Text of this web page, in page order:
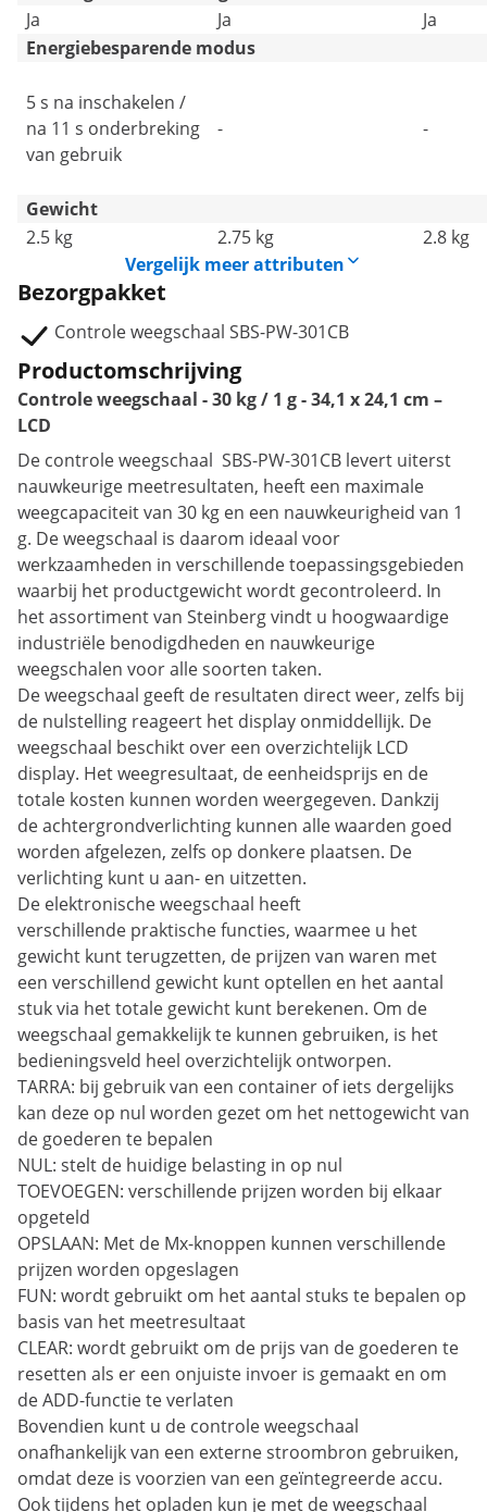
Ja
Ja
Ja
Energiebesparende modus
5 s na inschakelen /
na 11 s onderbreking
van gebruik
- -
Gewicht
2.5 kg
2.75 kg
2.8 kg
Vergelijk meer attributen
Bezorgpakket
Controle weegschaal SBS-PW-301CB
Productomschrijving
Controle weegschaal - 30 kg / 1 g - 34,1 x 24,1 cm –
LCD
De controle weegschaal SBS-PW-301CB levert uiterst
nauwkeurige meetresultaten, heeft een maximale
weegcapaciteit van 30 kg en een nauwkeurigheid van 1
g. De weegschaal is daarom ideaal voor
werkzaamheden in verschillende toepassingsgebieden
waarbij het productgewicht wordt gecontroleerd. In
het assortiment van Steinberg vindt u hoogwaardige
industriële benodigdheden en nauwkeurige
weegschalen voor alle soorten taken.
De weegschaal geeft de resultaten direct weer, zelfs bij
de nulstelling reageert het display onmiddellijk. De
weegschaal beschikt over een overzichtelijk LCD
display. Het weegresultaat, de eenheidsprijs en de
totale kosten kunnen worden weergegeven. Dankzij
de achtergrondverlichting kunnen alle waarden goed
worden afgelezen, zelfs op donkere plaatsen. De
verlichting kunt u aan- en uitzetten.
De elektronische weegschaal heeft
verschillende praktische functies, waarmee u het
gewicht kunt terugzetten, de prijzen van waren met
een verschillend gewicht kunt optellen en het aantal
stuk via het totale gewicht kunt berekenen. Om de
weegschaal gemakkelijk te kunnen gebruiken, is het
bedieningsveld heel overzichtelijk ontworpen.
TARRA: bij gebruik van een container of iets dergelijks
kan deze op nul worden gezet om het nettogewicht van
de goederen te bepalen
NUL: stelt de huidige belasting in op nul
TOEVOEGEN: verschillende prijzen worden bij elkaar
opgeteld
OPSLAAN: Met de Mx-knoppen kunnen verschillende
prijzen worden opgeslagen
FUN: wordt gebruikt om het aantal stuks te bepalen op
basis van het meetresultaat
CLEAR: wordt gebruikt om de prijs van de goederen te
resetten als er een onjuiste invoer is gemaakt en om
de ADD-functie te verlaten
Bovendien kunt u de controle weegschaal
onafhankelijk van een externe stroombron gebruiken,
omdat deze is voorzien van een geïntegreerde accu.
Ook tijdens het opladen kun je met de weegschaal